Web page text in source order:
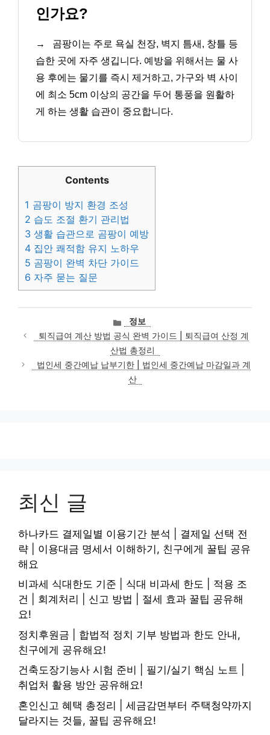
인가요?
→
곰팡이는 주로 욕실 천장, 벽지 틈새, 창틀 등
습한 곳에 자주 생깁니다. 예방을 위해서는 물 사
용 후에는 물기를 즉시 제거하고, 가구와 벽 사이
에 최소 5cm 이상의 공간을 두어 통풍을 원활하
게 하는 생활 습관이 중요합니다.
Contents
1 곰팡이 방지 환경 조성
2 습도 조절 환기 관리법
3 생활 습관으로 곰팡이 예방
4 집안 쾌적함 유지 노하우
5 곰팡이 완벽 차단 가이드
6 자주 묻는 질문
카
테
고
리
정보
퇴직급여 계산 방법 공식 완벽 가이드 | 퇴직급여 산정 계
산법 총정리
법인세 중간예납 납부기한 | 법인세 중간예납 마감일과 계
산
최신 글
하나카드 결제일별 이용기간 분석 | 결제일 선택 전
략 | 이용대금 명세서 이해하기, 친구에게 꿀팁 공유
해요
비과세 식대한도 기준 | 식대 비과세 한도 | 적용 조
건 | 회계처리 | 신고 방법 | 절세 효과 꿀팁 공유해
요!
정치후원금 | 합법적 정치 기부 방법과 한도 안내,
친구에게 공유해요!
건축도장기능사 시험 준비 | 필기/실기 핵심 노트 |
취업처 활용 방안 공유해요!
혼인신고 혜택 총정리 | 세금감면부터 주택청약까지
달라지는 것들, 꿀팁 공유해요!